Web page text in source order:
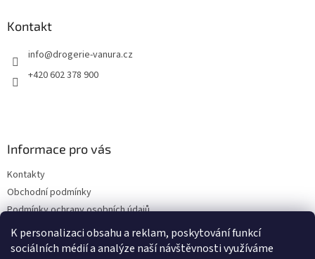
K personalizaci obsahu a reklam, poskytování funkcí
sociálních médií a analýze naší návštěvnosti využíváme
Kontakt
info@drogerie-vanura.cz
+420 602 378 900
Informace pro vás
Kontakty
Obchodní podmínky
Podmínky ochrany osobních údajů
Dodací a platební podmínky